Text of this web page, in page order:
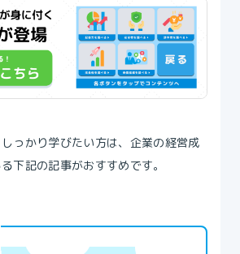
っかり学びたい方は、企業の経営成
下記の記事がおすすめです。